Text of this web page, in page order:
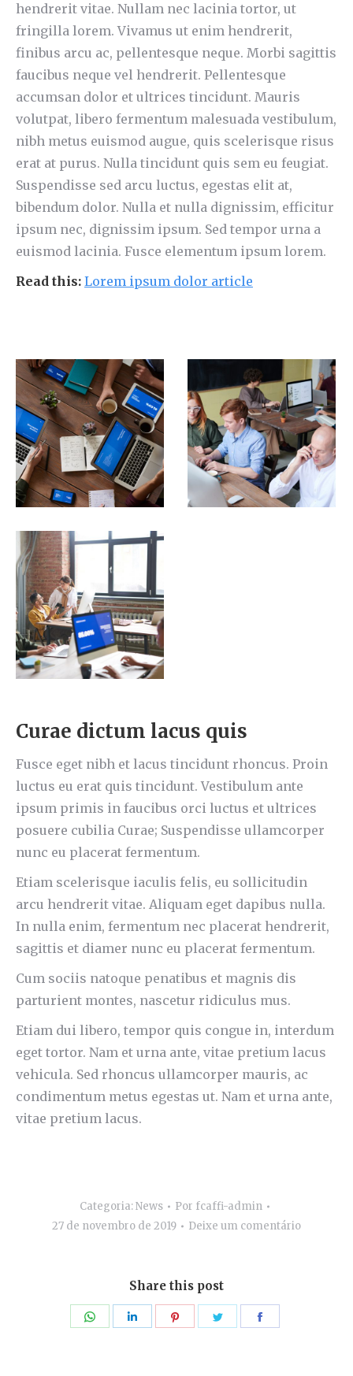
hendrerit vitae. Nullam nec lacinia tortor, ut
fringilla lorem. Vivamus ut enim hendrerit,
finibus arcu ac, pellentesque neque. Morbi sagittis
faucibus neque vel hendrerit. Pellentesque
accumsan dolor et ultrices tincidunt. Mauris
volutpat, libero fermentum malesuada vestibulum,
nibh metus euismod augue, quis scelerisque risus
erat at purus. Nulla tincidunt quis sem eu feugiat.
Suspendisse sed arcu luctus, egestas elit at,
bibendum dolor. Nulla et nulla dignissim, efficitur
ipsum nec, dignissim ipsum. Sed tempor urna a
euismod lacinia. Fusce elementum ipsum lorem.
Read this: Lorem ipsum dolor article
Curae dictum lacus quis
Fusce eget nibh et lacus tincidunt rhoncus. Proin
luctus eu erat quis tincidunt. Vestibulum ante
ipsum primis in faucibus orci luctus et ultrices
posuere cubilia Curae; Suspendisse ullamcorper
nunc eu placerat fermentum.
Etiam scelerisque iaculis felis, eu sollicitudin
arcu hendrerit vitae. Aliquam eget dapibus nulla.
In nulla enim, fermentum nec placerat hendrerit,
sagittis et diamer nunc eu placerat fermentum.
Cum sociis natoque penatibus et magnis dis
parturient montes, nascetur ridiculus mus.
Etiam dui libero, tempor quis congue in, interdum
eget tortor. Nam et urna ante, vitae pretium lacus
vehicula. Sed rhoncus ullamcorper mauris, ac
condimentum metus egestas ut. Nam et urna ante,
vitae pretium lacus.
Categoria:News Por fcaffi-admin
27 de novembro de 2019
Deixe um comentário
Share this post
CompartilharCompartilharCompartilharCompartilhar